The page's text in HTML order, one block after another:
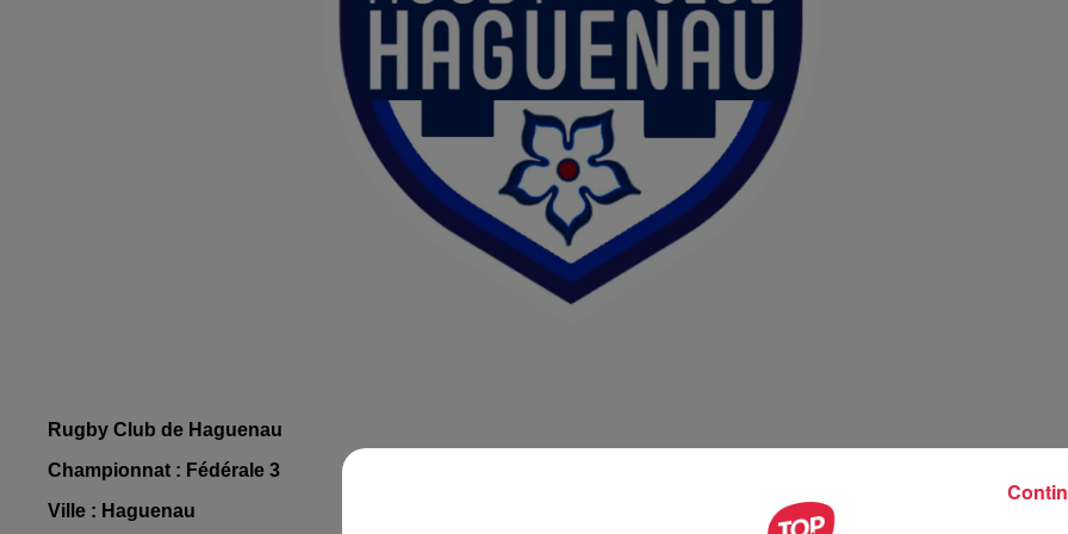
Rugby Club de Haguenau
Championnat : Fédérale 3
Ville : Haguenau